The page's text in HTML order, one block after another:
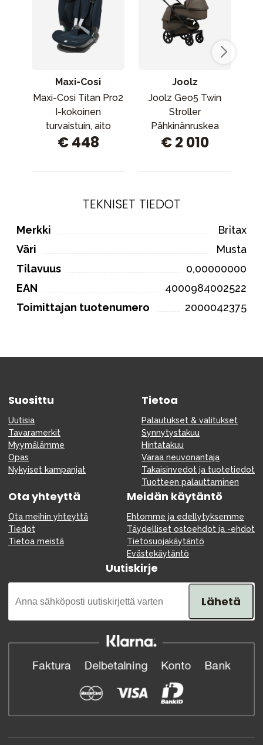
Maxi-Cosi
Maxi-Cosi Titan Pro2
I-kokoinen
turvaistuin, aito
sininen
€ 448
Joolz
Joolz Geo5 Twin
Stroller
Pähkinänruskea
€ 2 010
TEKNISET TIEDOT
Merkki
Britax
Väri
Musta
Tilavuus
0,00000000
EAN
4000984002522
Toimittajan tuotenumero
2000042375
Suosittu
Uutisia
Tavaramerkit
Myymälämme
Opas
Nykyiset kampanjat
Tietoa
Palautukset & valitukset
Synnytystakuu
Hintatakuu
Varaa neuvonantaja
Takaisinvedot ja tuotetiedot
Tuotteen palauttaminen
Ota yhteyttä
Ota meihin yhteyttä
Tiedot
Tietoa meistä
Meidän käytäntö
Ehtomme ja edellytyksemme
Täydelliset ostoehdot ja -ehdot
Tietosuojakäytäntö
Evästekäytäntö
Uutiskirje
Lähetä